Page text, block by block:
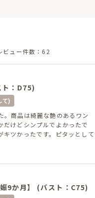
ビュー件数：62
：D75)
て)
。商品は綺麗な艶のあるワン
だけどシンプルでよかったで
キツかったです。ピタッとして
9か月】 (バスト：C75)